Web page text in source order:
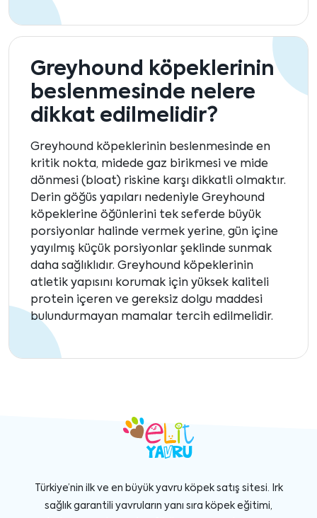
Greyhound köpeklerinin
beslenmesinde nelere
dikkat edilmelidir?
Greyhound köpeklerinin beslenmesinde en
kritik nokta, midede gaz birikmesi ve mide
dönmesi (bloat) riskine karşı dikkatli olmaktır.
Derin göğüs yapıları nedeniyle Greyhound
köpeklerine öğünlerini tek seferde büyük
porsiyonlar halinde vermek yerine, gün içine
yayılmış küçük porsiyonlar şeklinde sunmak
daha sağlıklıdır. Greyhound köpeklerinin
atletik yapısını korumak için yüksek kaliteli
protein içeren ve gereksiz dolgu maddesi
bulundurmayan mamalar tercih edilmelidir.
Türkiye’nin ilk ve en büyük yavru köpek satış sitesi. Irk
sağlık garantili yavruların yanı sıra köpek eğitimi,